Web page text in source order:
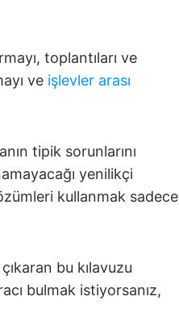
toplantıları ve
ve işlevler arası
tipik sorunlarını
yenilikçi
kullanmak sadece
bu kılavuzu
bulmak istiyorsanız,